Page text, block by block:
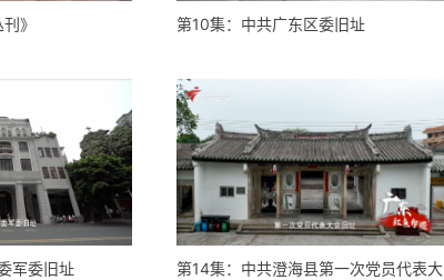
》 第10集：中共广东区委旧址
军委旧址
第14集：中共澄海县第一次党员代表大